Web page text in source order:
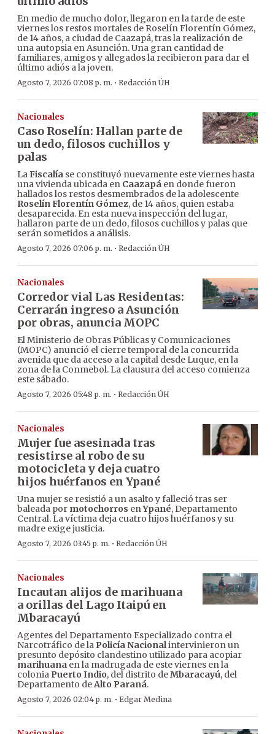
En medio de mucho dolor, llegaron en la tarde de este
viernes los restos mortales de Roselín Florentín Gómez,
de 14 años, a ciudad de Caazapá, tras la realización de
una autopsia en Asunción. Una gran cantidad de
familiares, amigos y allegados la recibieron para dar el
último adiós a la joven.
Agosto 7, 2026 07:08 p. m. · Redacción ÚH
Nacionales
Caso Roselín: Hallan parte de
un dedo, filosos cuchillos y
palas
LaFiscalía se constituyó nuevamente este viernes hasta
una vivienda ubicada en Caazapá en donde fueron
hallados los restos desmembrados de la adolescente
Roselín Florentín Gómez, de 14 años, quien estaba
desaparecida. En esta nueva inspección del lugar,
hallaron parte de un dedo, filosos cuchillos y palas que
serán sometidos a análisis.
Agosto 7, 2026 07:06 p. m. · Redacción ÚH
Nacionales
Corredor vial Las Residentas:
Cerrarán ingreso a Asunción
por obras, anuncia MOPC
El Ministerio de Obras Públicas y Comunicaciones
(MOPC) anunció el cierre temporal de la concurrida
avenida que da acceso a la capital desde Luque, en la
zona de la Conmebol. La clausura del acceso comienza
este sábado.
Agosto 7, 2026 05:48 p. m. · Redacción ÚH
Nacionales
Mujer fue asesinada tras
resistirse al robo de su
motocicleta y deja cuatro
hijos huérfanos en Ypané
Una mujer se resistió a un asalto y falleció tras ser
baleada por motochorros enYpané, Departamento
Central. La víctima deja cuatro hijos huérfanos y su
madre exige justicia.
Agosto 7, 2026 03:45 p. m. · Redacción ÚH
Nacionales
Incautan alijos de marihuana
a orillas del Lago Itaipú en
Mbaracayú
Agentes del Departamento Especializado contra el
Narcotráfico de la Policía Nacionalintervinieron un
presunto depósito clandestino utilizado para acopiar
marihuana en la madrugada de este viernes en la
colonia Puerto Indio, del distrito deMbaracayú, del
Departamento deAlto Paraná.
Agosto 7, 2026 02:04 p. m. · Edgar Medina